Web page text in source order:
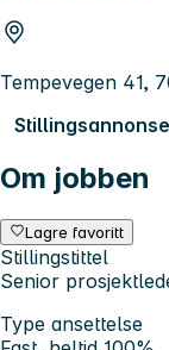
Tempevegen 41,
Om jobben
Lagre favoritt
Stillingstittel
Senior
Type ansettelse